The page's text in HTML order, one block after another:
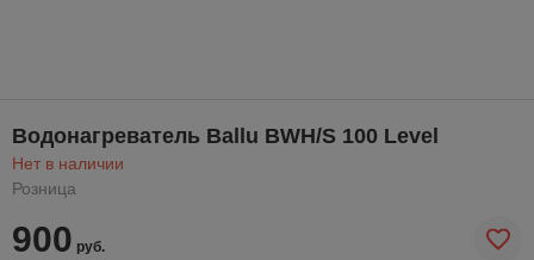
Водонагреватель Ballu BWH/S 100 Level
Нет в наличии
Розница
900 руб.